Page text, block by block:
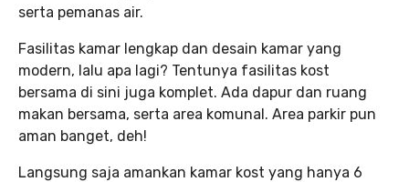
serta pemanas air.
Fasilitas kamar lengkap dan desain kamar yang
modern, lalu apa lagi? Tentunya fasilitas kost
bersama di sini juga komplet. Ada dapur dan ruang
makan bersama, serta area komunal. Area parkir pun
aman banget, deh!
Langsung saja amankan kamar kost yang hanya 6